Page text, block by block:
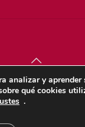
Política de
de cookies
analizar y aprender
qué cookies
.